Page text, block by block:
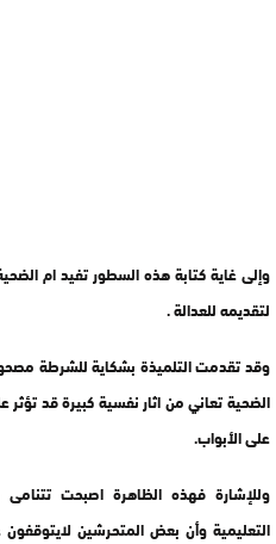
وإلى غاية كتابة هذه السطور تفيد ام
لتقديمه للعدالة .
الضحية تعاني من اثار نفسية كبيرة قد تؤثر
على الأبواب.
وللإشارة فهذه الظاهرة اصبحت
التعليمية وأن بعض المتحرشين